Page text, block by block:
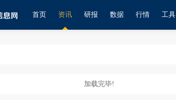
首页 资讯 研报 数据 行情 工具
加载完毕!